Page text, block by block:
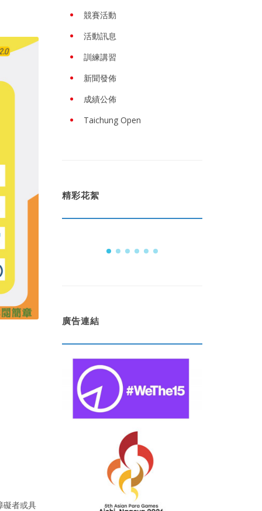
礙者或具
競賽活動
活動訊息
訓練講習
新聞發佈
成績公佈
Taichung Open
精彩花絮
廣告連結